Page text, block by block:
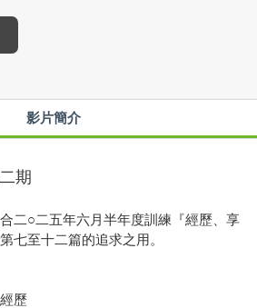
影片簡介
期
二○二五年六月半年度訓練『經歷、享
七至十二篇的追求之用。
歷